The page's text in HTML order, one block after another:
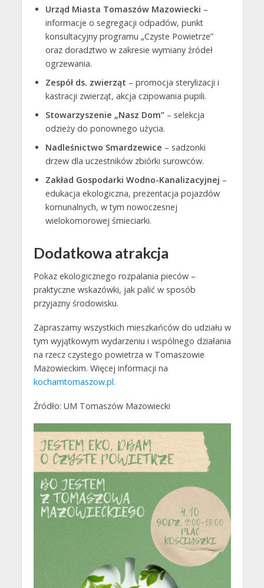
Urząd Miasta Tomaszów Mazowiecki –
informacje o segregacji odpadów, punkt
konsultacyjny programu „Czyste Powietrze”
oraz doradztwo w zakresie wymiany źródeł
ogrzewania.
Zespół ds. zwierząt – promocja sterylizacji i
kastracji zwierząt, akcja czipowania pupili.
Stowarzyszenie „Nasz Dom”– selekcja
odzieży do ponownego użycia.
Nadleśnictwo Smardzewice – sadzonki
drzew dla uczestników zbiórki surowców.
Zakład Gospodarki Wodno-Kanalizacyjnej –
edukacja ekologiczna, prezentacja pojazdów
komunalnych, w tym nowoczesnej
wielokomorowej śmieciarki.
Dodatkowa atrakcja
Pokaz ekologicznego rozpalania pieców –
praktyczne wskazówki, jak palić w sposób
przyjazny środowisku.
Zapraszamy wszystkich mieszkańców do udziału w
tym wyjątkowym wydarzeniu i wspólnego działania
na rzecz czystego powietrza w Tomaszowie
Mazowieckim. Więcej informacji na
kochamtomaszow.pl.
Źródło: UM Tomaszów Mazowiecki